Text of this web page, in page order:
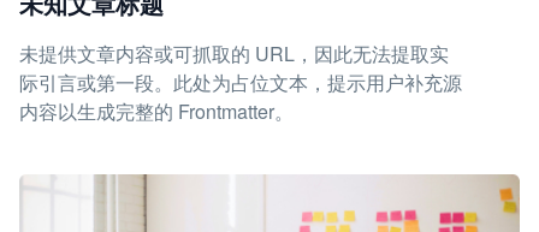
未提供文章内容或可抓取的 URL，因此无法提取实
际引言或第一段。此处为占位文本，提示用户补充源
内容以生成完整的 Frontmatter。